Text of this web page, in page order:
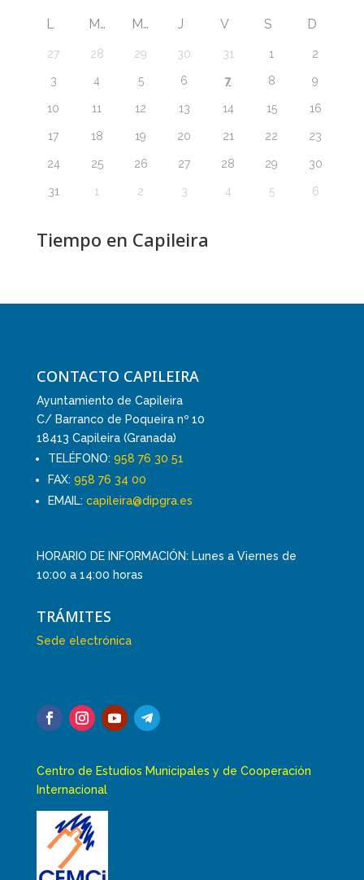
L M M J V S D
27 28 29 30 31 1 2
3 4 5 6 7 8 9
10 11 12 13 14 15 16
17 18 19 20 21 22 23
24 25 26 27 28 29 30
31 1 2 3 4 5 6
Tiempo en Capileira
CONTACTO CAPILEIRA
Ayuntamiento de Capileira
C/ Barranco de Poqueira nº 10
18413 Capileira (Granada)
TELÉFONO: 958 76 30 51
FAX: 958 76 34 00
EMAIL: capileira@dipgra.es
HORARIO DE INFORMACIÓN: Lunes a Viernes de
10:00 a 14:00 horas
TRÁMITES
Sede electrónica
Centro de Estudios Municipales y de Cooperación
Internacional